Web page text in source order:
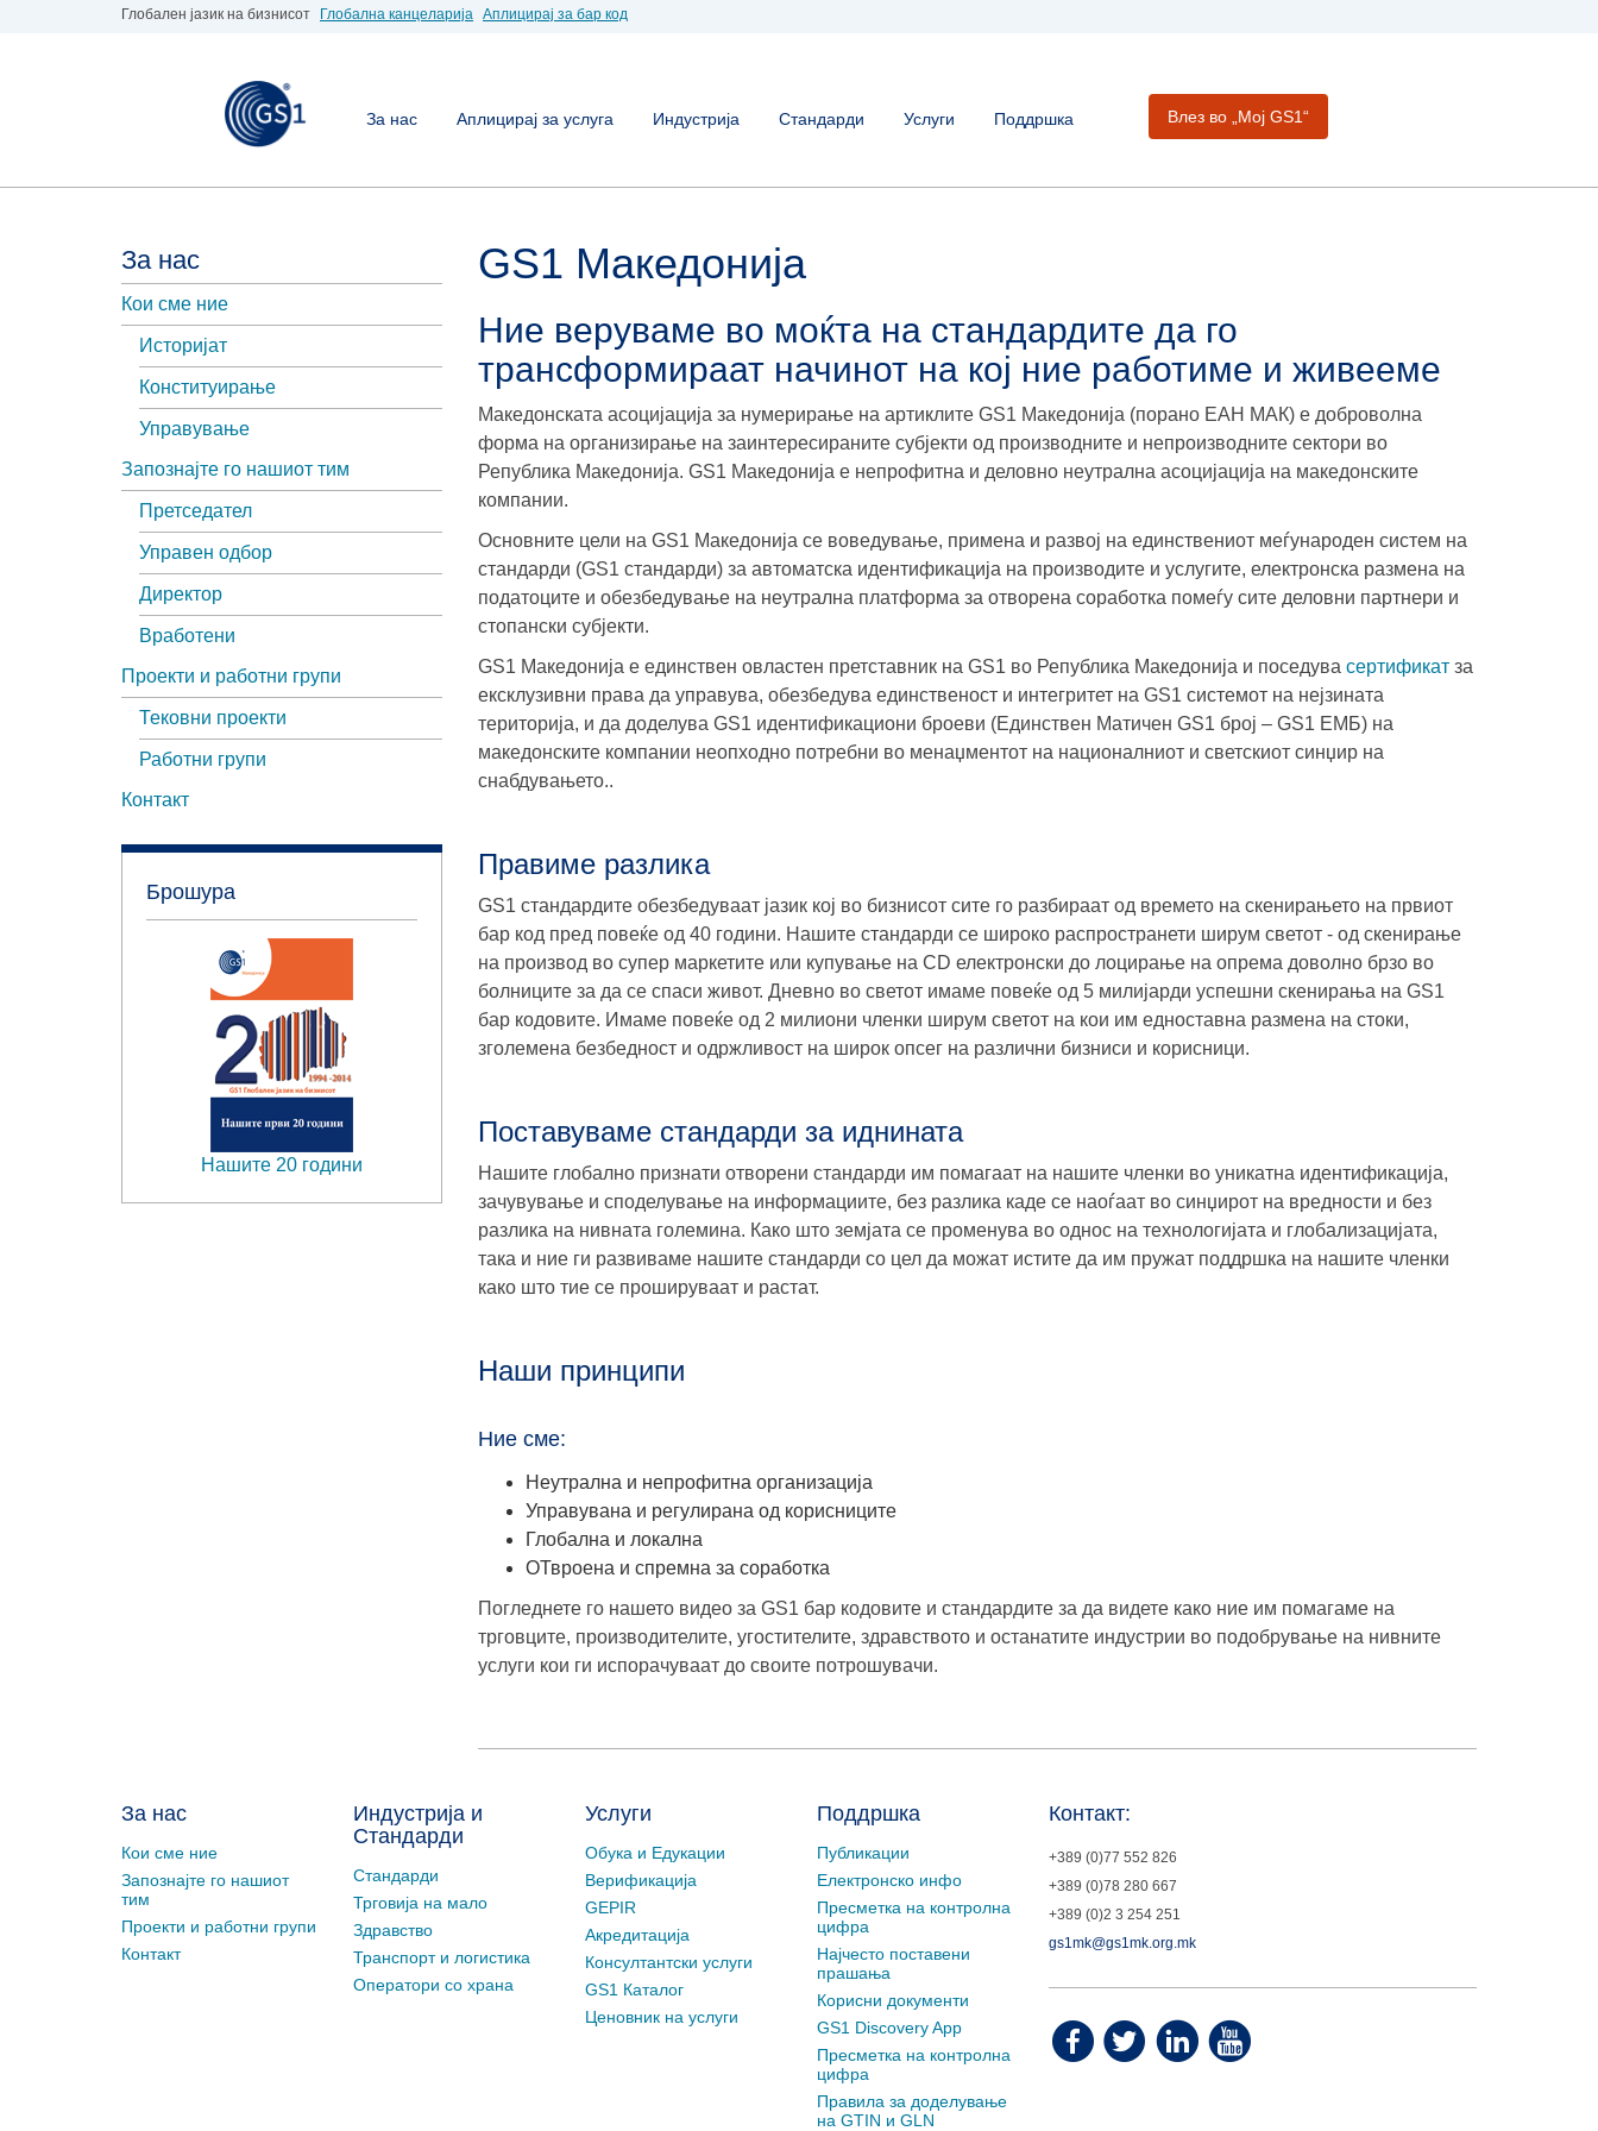
Глобален јазик на бизнисот Глобална канцеларија Аплицирај за бар код
За нас Аплицирај за услуга Индустрија Стандарди Услуги Поддршка Влез во „Moj GS1“
За нас
Кои сме ние
Историјат
Конституирање
Управување
Запознајте го нашиот тим
Претседател
Управен одбор
Директор
Вработени
Проекти и работни групи
Тековни проекти
Работни групи
Контакт
Брошура
Нашите 20 години
GS1 Македонија
Ние веруваме во моќта на стандардите да го
трансформираат начинот на кој ние работиме и живееме
Македонската асоцијација за нумерирање на артиклите GS1 Македонија (порано ЕАН МАК) е доброволна
форма на организирање на заинтересираните субјекти од производните и непроизводните сектори во
Република Македонија. GS1 Македонија е непрофитна и деловно неутрална асоцијација на македонските
компании.
Основните цели на GS1 Македонија се воведување, примена и развој на единствениот меѓународен систем на
стандарди (GS1 стандарди) за автоматска идентификација на производите и услугите, електронска размена на
податоците и обезбедување на неутрална платформа за отворена соработка помеѓу сите деловни партнери и
стопански субјекти.
GS1 Македонија е единствен овластен претставник на GS1 во Република Македонија и поседува сертификат за
ексклузивни права да управува, обезбедува единственост и интегритет на GS1 системот на нејзината
територија, и да доделува GS1 идентификациони броеви (Единствен Матичен GS1 број – GS1 ЕМБ) на
македонските компании неопходно потребни во менаџментот на националниот и светскиот синџир на
снабдувањето..
Правиме разлика
GS1 стандардите обезбедуваат јазик кој во бизнисот сите го разбираат од времето на скенирањето на првиот
бар код пред повеќе од 40 години. Нашите стандарди се широко распространети ширум светот - од скенирање
на производ во супер маркетите или купување на CD електронски до лоцирање на опрема доволно брзо во
болниците за да се спаси живот. Дневно во светот имаме повеќе од 5 милијарди успешни скенирања на GS1
бар кодовите. Имаме повеќе од 2 милиони членки ширум светот на кои им едноставна размена на стоки,
зголемена безбедност и одржливост на широк опсег на различни бизниси и корисници.
Поставуваме стандарди за иднината
Нашите глобално признати отворени стандарди им помагаат на нашите членки во уникатна идентификација,
зачувување и споделување на информациите, без разлика каде се наоѓаат во синџирот на вредности и без
разлика на нивната големина. Како што земјата се променува во однос на технологијата и глобализацијата,
така и ние ги развиваме нашите стандарди со цел да можат истите да им пружат поддршка на нашите членки
како што тие се прошируваат и растат.
Наши принципи
Ние сме:
Неутрална и непрофитна организација
Управувана и регулирана од корисниците
Глобална и локална
ОТвроена и спремна за соработка
Погледнете го нашето видео за GS1 бар кодовите и стандардите за да видете како ние им помагаме на
трговците, производителите, угостителите, здравството и останатите индустрии во подобрување на нивните
услуги кои ги испорачуваат до своите потрошувачи.
За нас
Кои сме ние
Запознајте го нашиот
тим
Проекти и работни групи
Контакт
Индустрија и
Стандарди
Стандарди
Трговија на мало
Здравство
Транспорт и логистика
Оператори со храна
Услуги
Обука и Едукации
Верификација
GEPIR
Акредитација
Консултантски услуги
GS1 Каталог
Ценовник на услуги
Поддршка
Публикации
Електронско инфо
Пресметка на контролна
цифра
Најчесто поставени
прашања
Корисни документи
GS1 Discovery App
Пресметка на контролна
цифра
Правила за доделување
на GTIN и GLN
Контакт:
+389 (0)77 552 826
+389 (0)78 280 667
+389 (0)2 3 254 251
gs1mk@gs1mk.org.mk